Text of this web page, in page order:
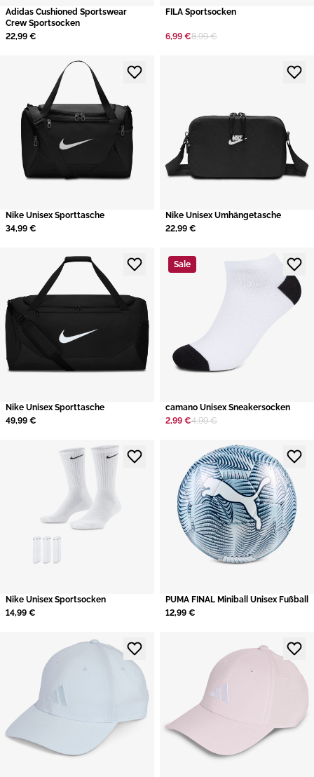
​Adidas Cushioned Sportswear
Crew Sportsocken
22,99 €
​FILA Sportsocken
6,99 €8,99 €
Nike Unisex Sporttasche
34,99 €
Nike Unisex Umhängetasche
22,99 €
Nike Unisex Sporttasche
49,99 €
Sale
camano Unisex Sneakersocken
2,99 €4,99 €
Nike Unisex Sportsocken
14,99 €
PUMA FINAL Miniball Unisex Fußball
12,99 €